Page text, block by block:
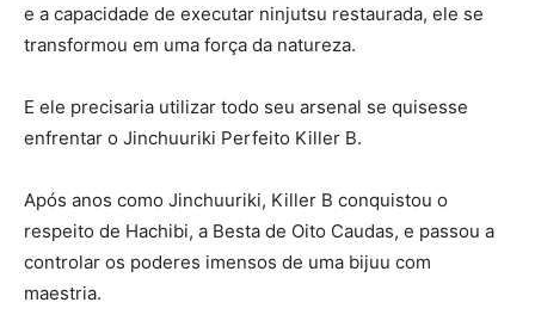
e a capacidade de executar ninjutsu restaurada, ele se
transformou em uma força da natureza.
E ele precisaria utilizar todo seu arsenal se quisesse
enfrentar o Jinchuuriki Perfeito Killer B.
Após anos como Jinchuuriki, Killer B conquistou o
respeito de Hachibi, a Besta de Oito Caudas, e passou a
controlar os poderes imensos de uma bijuu com
maestria.